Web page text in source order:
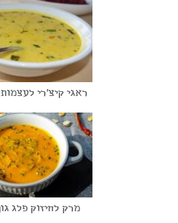
ראגי קיצ'רי לעצמות
מרק לחיזוק פלג